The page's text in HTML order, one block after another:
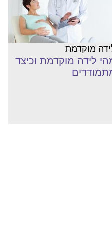
מוקדמת
לידה מוקדמת וכיצד